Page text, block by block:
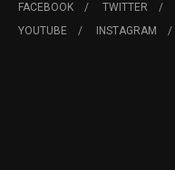
FACEBOOK TWITTER
YOUTUBE
INSTAGRAM